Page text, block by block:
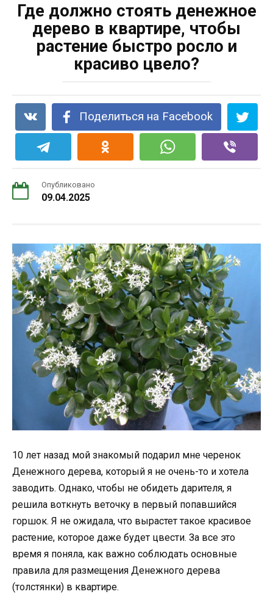
Где должно стоять денежное
дерево в квартире, чтобы
растение быстро росло и
красиво цвело?
Поделиться на Facebook
Опубликовано
09.04.2025
10 лет назад мой знакомый подарил мне черенок
Денежного дерева, который я не очень-то и хотела
заводить. Однако, чтобы не обидеть дарителя, я
решила воткнуть веточку в первый попавшийся
горшок. Я не ожидала, что вырастет такое красивое
растение, которое даже будет цвести. За все это
время я поняла, как важно соблюдать основные
правила для размещения Денежного дерева
(толстянки) в квартире.